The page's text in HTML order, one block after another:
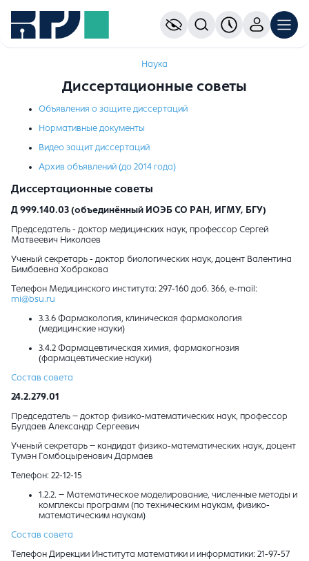
Наука
Диссертационные советы
Объявления о защите диссертаций
Нормативные документы
Видео защит диссертаций
Архив объявлений (до 2014 года)
Диссертационные советы
Д 999.140.03 (объединённый ИОЭБ СО РАН, ИГМУ, БГУ)
Председатель - доктор медицинских наук, профессор Сергей
Матвеевич Николаев
Ученый секретарь - доктор биологических наук, доцент Валентина
Бимбаевна Хобракова
Телефон Медицинского института: 297-160 доб. 366, e-mail:
mi@bsu.ru
3.3.6 Фармакология, клиническая фармакология
(медицинские науки)
3.4.2 Фармацевтическая химия, фармакогнозия
(фармацевтические науки)
Состав совета
24.2.279.01
Председатель – доктор физико-математических наук, профессор
Булдаев Александр Сергеевич
Ученый секретарь – кандидат физико-математических наук, доцент
Тумэн Гомбоцыренович Дармаев
Телефон: 22-12-15
1.2.2. – Математическое моделирование, численные методы и
комплексы программ (по техническим наукам, физико-
математическим наукам)
Состав совета
Телефон Дирекции Института математики и информатики: 21-97-57